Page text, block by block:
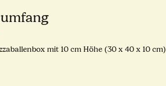
mit 10 cm Höhe (30 x 40 x 10 cm)